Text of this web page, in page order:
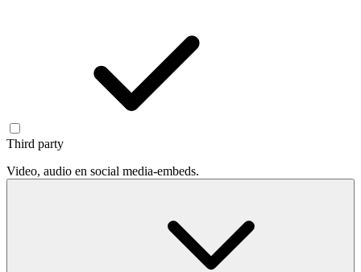
Third party
Video, audio en social media-embeds.